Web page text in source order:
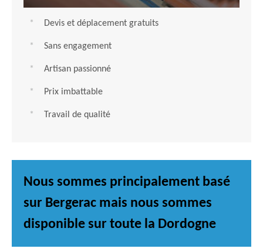
Devis et déplacement gratuits
Sans engagement
Artisan passionné
Prix imbattable
Travail de qualité
Nous sommes principalement basé
sur Bergerac mais nous sommes
disponible sur toute la Dordogne